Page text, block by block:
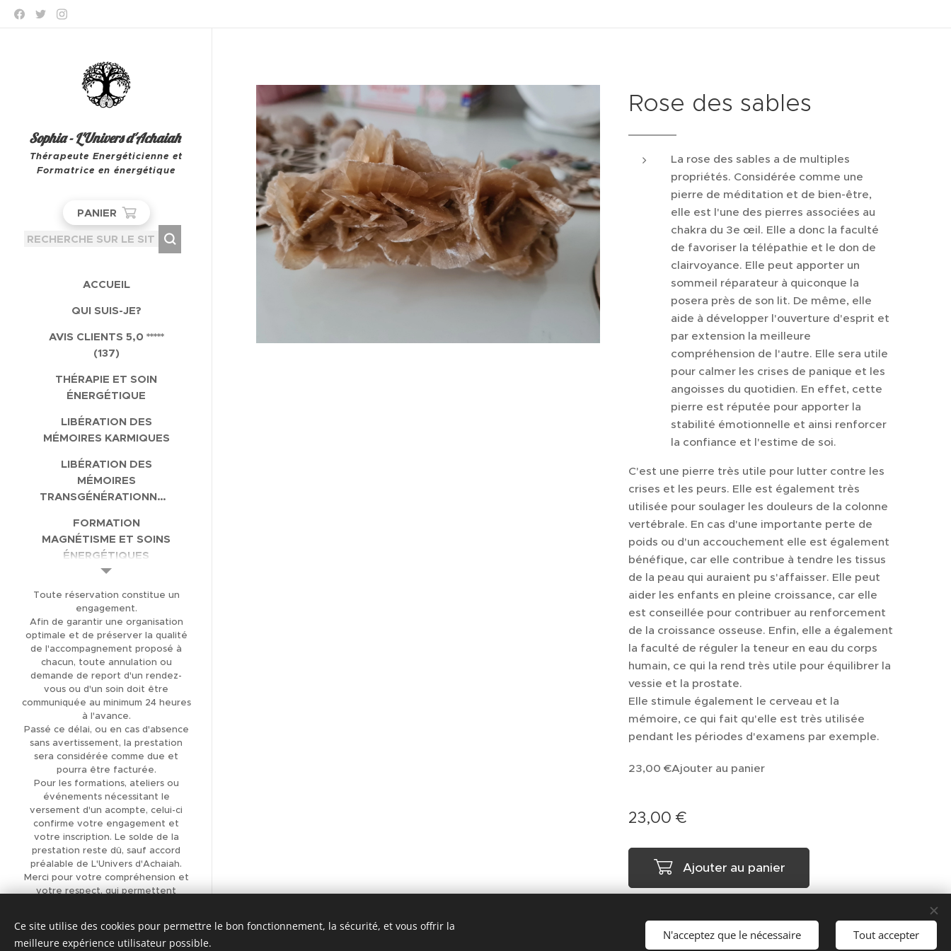
Sophia - L'Univers d'Achaiah
Thérapeute Energéticienne et
Formatrice en énergétique
PANIER
ACCUEIL
QUI SUIS-JE?
AVIS CLIENTS 5,0 *****
(137)
THÉRAPIE ET SOIN
ÉNERGÉTIQUE
LIBÉRATION DES
MÉMOIRES KARMIQUES
LIBÉRATION DES
MÉMOIRES
TRANSGÉNÉRATIONNELLES
FORMATION
MAGNÉTISME ET SOINS
ÉNERGÉTIQUES
CANALISATION
BOUTIQUE EN LIGNE
LITHOTHÉRAPIE
AROMATHÉRAPIE
FLEURS DE BACH
LECTURE D'ÂME
SOIN VIBRATOIRE
SONORE
VOYAGE SONORE
RÉFLEXOLOGIE
PLANTAIRE
PRESSOTHÉRAPIE ET
RÉFLEXOLOGIE
CERCLE DE FEMMES
Rose des sables
La rose des sables a de multiples
propriétés. Considérée comme une
pierre de méditation et de bien-être,
elle est l'une des pierres associées au
chakra du 3e œil. Elle a donc la faculté
de favoriser la télépathie et le don de
clairvoyance. Elle peut apporter un
sommeil réparateur à quiconque la
posera près de son lit. De même, elle
aide à développer l'ouverture d'esprit et
par extension la meilleure
compréhension de l'autre. Elle sera utile
pour calmer les crises de panique et les
angoisses du quotidien. En effet, cette
pierre est réputée pour apporter la
stabilité émotionnelle et ainsi renforcer
la confiance et l'estime de soi.
C'est une pierre très utile pour lutter contre les
crises et les peurs. Elle est également très
utilisée pour soulager les douleurs de la colonne
vertébrale. En cas d'une importante perte de
poids ou d'un accouchement elle est également
bénéfique, car elle contribue à tendre les tissus
de la peau qui auraient pu s'affaisser. Elle peut
aider les enfants en pleine croissance, car elle
est conseillée pour contribuer au renforcement
de la croissance osseuse. Enfin, elle a également
la faculté de réguler la teneur en eau du corps
humain, ce qui la rend très utile pour équilibrer la
vessie et la prostate.
Elle stimule également le cerveau et la
mémoire, ce qui fait qu'elle est très utilisée
pendant les périodes d'examens par exemple.
23,00 €Ajouter au panier
23,00 €
Ajouter au panier
Toute réservation constitue un
engagement.
Afin de garantir une organisation
optimale et de préserver la qualité
de l'accompagnement proposé à
chacun, toute annulation ou
demande de report d'un rendez-
vous ou d'un soin doit être
communiquée au minimum 24 heures
à l'avance.
Passé ce délai, ou en cas d'absence
sans avertissement, la prestation
sera considérée comme due et
pourra être facturée.
Pour les formations, ateliers ou
événements nécessitant le
versement d'un acompte, celui-ci
confirme votre engagement et
votre inscription. Le solde de la
prestation reste dû, sauf accord
préalable de L'Univers d'Achaiah.
Merci pour votre compréhension et
votre respect, qui permettent
Optimisé par
Webnode
Ce site utilise des cookies pour permettre le bon fonctionnement, la sécurité, et vous offrir la
meilleure expérience utilisateur possible.
N'acceptez que le nécessaire Tout accepter